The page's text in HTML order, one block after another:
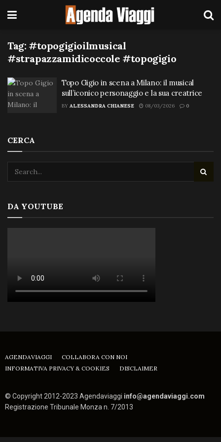
Tag: #topogigioilmusical
#strapazzamidicoccole #topogigio
Topo Gigio in scena a Milano: il musical
sull’iconico personaggio e la sua creatrice
BY ALESSANDRA CHIANESE 08/03/2026 0
CERCA
DA YOUTUBE
AGENDAVIAGGI
COLLABORA CON NOI
INFORMATIVA PRIVACY & COOKIES
DISCLAIMER
© Copyright 2012-2023 Agendaviaggi info@agendaviaggi.com
Registrazione Tribunale Monza n. 7/2013